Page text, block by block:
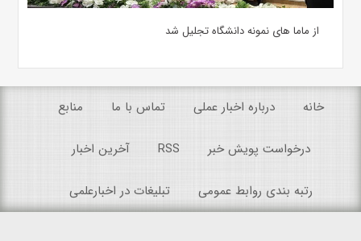
از ماما های نمونه دانشگاه تجلیل شد
خانه درباره اخبار عملی تماس با ما منابع
درخواست پویش خبر RSS آخرین اخبار
رتبه بندی روابط عمومی تبلیغات در اخبارعلمی